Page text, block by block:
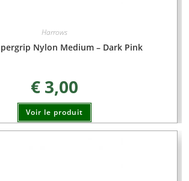
Harrows
Nylon Medium – Dark Pink
€3,00
Voir le produit